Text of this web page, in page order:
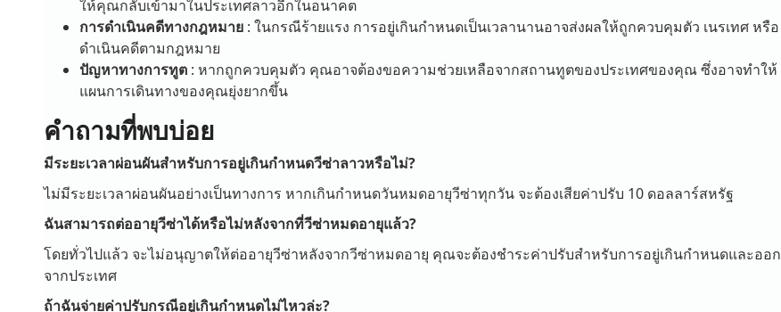
ให้คุณกลับเข้ามาในประเทศลาวอีกในอนาคต
การดำเนินคดีทางกฎหมาย: ในกรณีร้ายแรง การอยู่เกินกำหนดเป็นเวลานานอาจส่งผลให้ถูกควบคุมตัว เนรเทศ หรือ
ดำเนินคดีตามกฎหมาย
ปัญหาทางการทูต: หากถูกควบคุมตัว คุณอาจต้องขอความช่วยเหลือจากสถานทูตของประเทศของคุณ ซึ่งอาจทำให้
แผนการเดินทางของคุณยุ่งยากขึ้น
คำถามที่พบบ่อย
มีระยะเวลาผ่อนผันสำหรับการอยู่เกินกำหนดวีซ่าลาวหรือไม่?
ไม่มีระยะเวลาผ่อนผันอย่างเป็นทางการ หากเกินกำหนดวันหมดอายุวีซ่าทุกวัน จะต้องเสียค่าปรับ 10 ดอลลาร์สหรัฐ
ฉันสามารถต่ออายุวีซ่าได้หรือไม่หลังจากที่วีซ่าหมดอายุแล้ว?
โดยทั่วไปแล้ว จะไม่อนุญาตให้ต่ออายุวีซ่าหลังจากวีซ่าหมดอายุ คุณจะต้องชำระค่าปรับสำหรับการอยู่เกินกำหนดและออก
จากประเทศ
ถ้าฉันจ่ายค่าปรับกรณีอยู่เกินกำหนดไม่ไหวล่ะ?